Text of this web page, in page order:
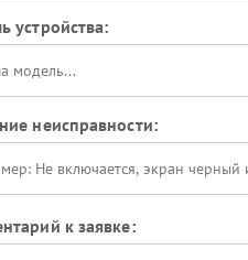
устройства:
неисправности:
к заявке: